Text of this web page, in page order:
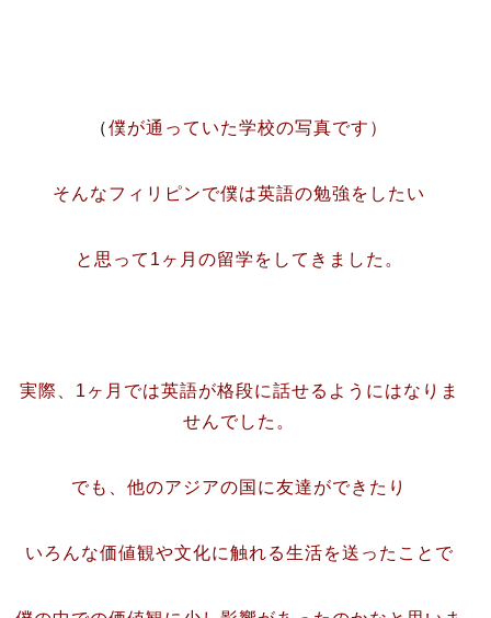
（僕が通っていた学校の写真です）
そんなフィリピンで僕は英語の勉強をしたい
と思って1ヶ月の留学をしてきました。
実際、1ヶ月では英語が格段に話せるようにはなりま
せんでした。
でも、他のアジアの国に友達ができたり
いろんな価値観や文化に触れる生活を送ったことで